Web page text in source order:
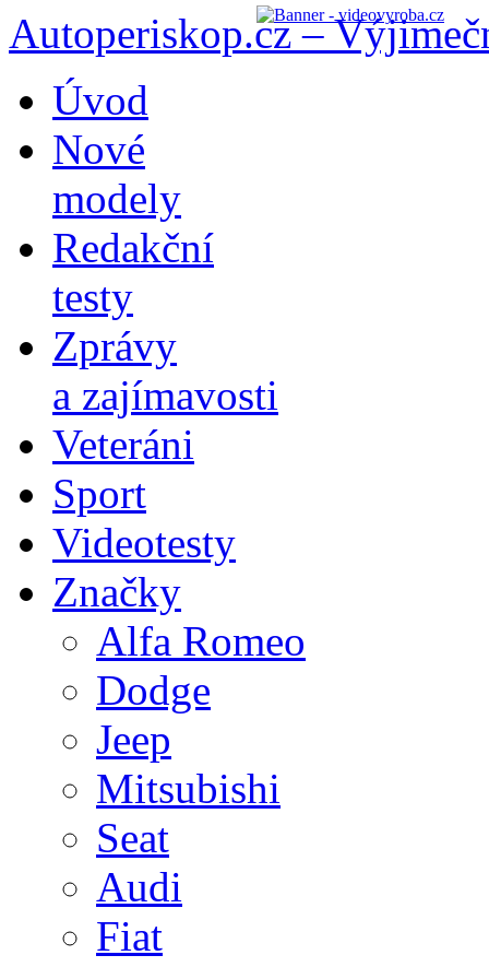
Autoperiskop.cz –
obsahu
webu
Úvod
Nové
modely
Redakční
testy
Zprávy
a zajímavosti
Veteráni
Sport
Videotesty
Značky
Alfa Romeo
Dodge
Jeep
Mitsubishi
Seat
Audi
Fiat